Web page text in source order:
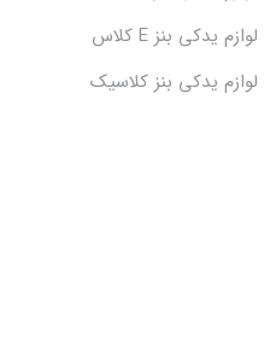
لوازم یدکی بنز E کلاس
لوازم یدکی بنز کلاسیک